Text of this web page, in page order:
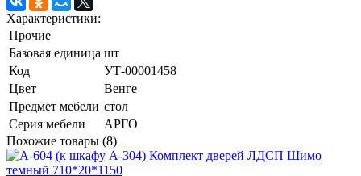
Характеристики:
Прочие
Базовая единица шт
Код
УТ-00001458
Цвет
Венге
Предмет мебели стол
Серия мебели
АРГО
Похожие товары (8)